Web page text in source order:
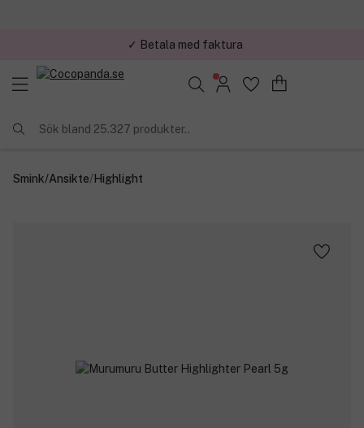
✓ Trygg E-handel
Sök bland 25.327 produkter..
Smink/Ansikte/Highlight